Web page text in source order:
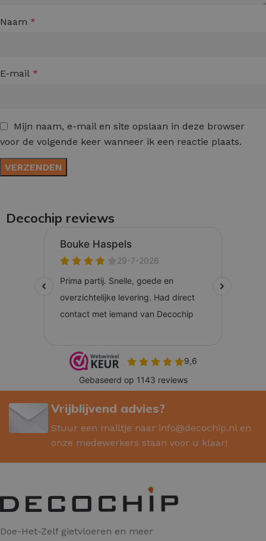
Naam *
E-mail *
Mijn naam, e-mail en site opslaan in deze browser
voor de volgende keer wanneer ik een reactie plaats.
Decochip reviews
Vrijblijvend advies?
Stuur een mailtje naar info@decochip.nlen
onze medewerkers staan voor u klaar!
Doe-Het-Zelf gietvloeren en meer